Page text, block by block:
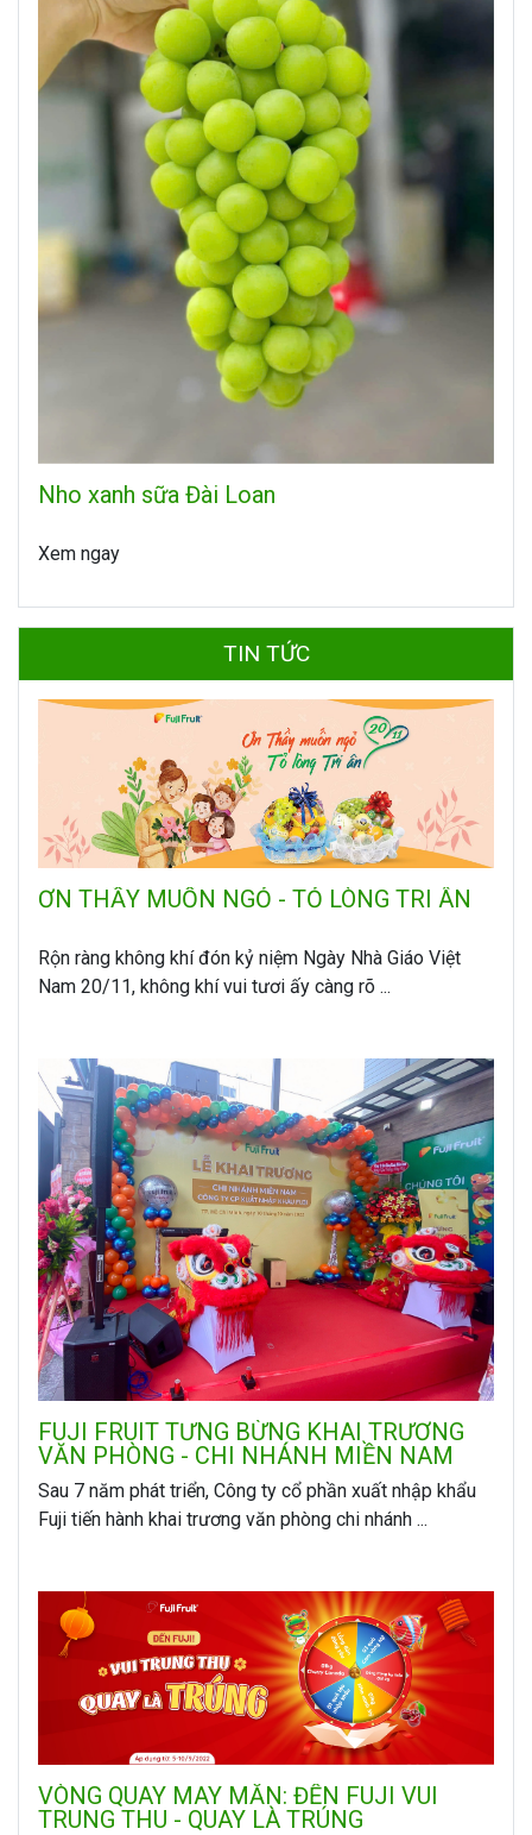
Nho xanh sữa Đài Loan
Xem ngay
TIN TỨC
ƠN THẦY MUỐN NGỎ - TỎ LÒNG TRI ÂN
Rộn ràng không khí đón kỷ niệm Ngày Nhà Giáo Việt
Nam 20/11, không khí vui tươi ấy càng rõ ...
FUJI FRUIT TƯNG BỪNG KHAI TRƯƠNG
VĂN PHÒNG - CHI NHÁNH MIỀN NAM
Sau 7 năm phát triển, Công ty cổ phần xuất nhập khẩu
Fuji tiến hành khai trương văn phòng chi nhánh ...
VÒNG QUAY MAY MẮN: ĐẾN FUJI VUI
TRUNG THU - QUAY LÀ TRÚNG